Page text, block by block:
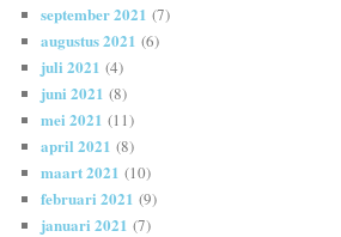
september 2021 (7)
augustus 2021 (6)
juli 2021 (4)
juni 2021 (8)
mei 2021 (11)
april 2021 (8)
maart 2021 (10)
februari 2021 (9)
januari 2021 (7)